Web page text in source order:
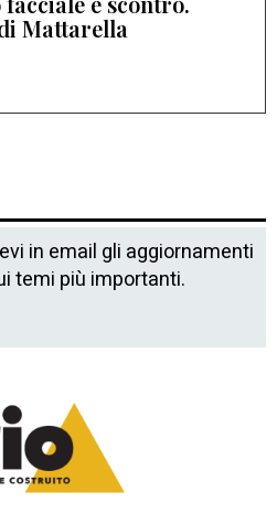
Mattarella
in email gli aggiornamenti
temi più importanti.